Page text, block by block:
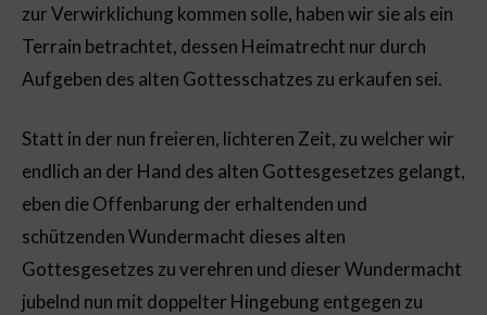
zur Verwirklichung kommen solle, haben wir sie als ein
Terrain betrachtet, dessen Heimatrecht nur durch
Aufgeben des alten Gottesschatzes zu erkaufen sei.
Statt in der nun freieren, lichteren Zeit, zu welcher wir
endlich an der Hand des alten Gottesgesetzes gelangt,
eben die Offenbarung der erhaltenden und
schützenden Wundermacht dieses alten
Gottesgesetzes zu verehren und dieser Wundermacht
jubelnd nun mit doppelter Hingebung entgegen zu